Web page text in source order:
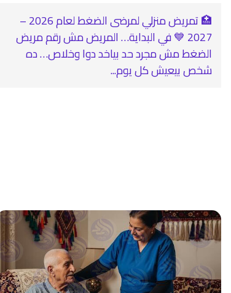
🏥 تمريض منزلي لمرضى الضغط لعام 2026 –
2027 💙 في البداية… المريض مش رقم مريض
الضغط مش مجرد حد بياخد دوا وخلاص… ده
شخص بيعيش كل يوم...